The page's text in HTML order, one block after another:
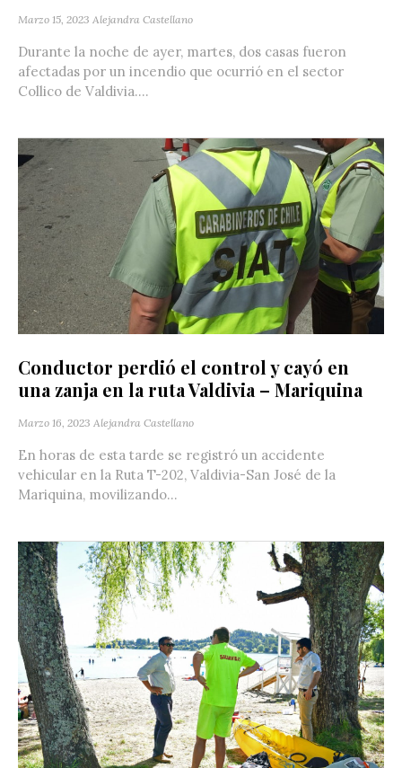
Marzo 15, 2023 Alejandra Castellano
Durante la noche de ayer, martes, dos casas fueron
afectadas por un incendio que ocurrió en el sector
Collico de Valdivia....
Conductor perdió el control y cayó en
una zanja en la ruta Valdivia – Mariquina
Marzo 16, 2023 Alejandra Castellano
En horas de esta tarde se registró un accidente
vehicular en la Ruta T-202, Valdivia-San José de la
Mariquina, movilizando...